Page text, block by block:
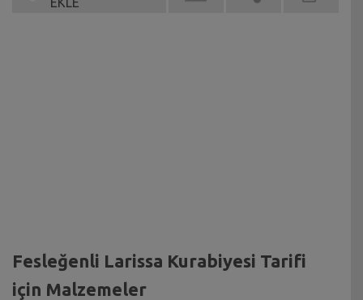
Fesleğenli Larissa Kurabiyesi Tarifi
için Malzemeler